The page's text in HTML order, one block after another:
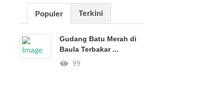
Populer Terkini
Gudang Batu Merah di
Baula Terbakar ...
99